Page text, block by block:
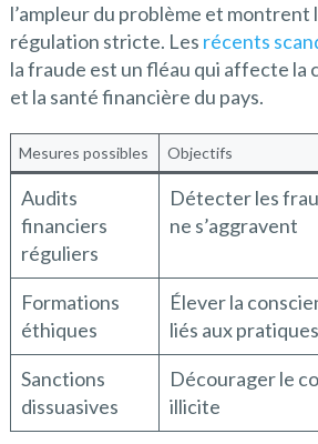
l’ampleur du problème et montrent
régulation stricte. Les récents
la fraude est un fléau qui affecte la
et la santé financière du pays.
Mesures possibles Objectifs
Audits
financiers
réguliers
Détecter les
ne s’aggravent
Formations
éthiques
Élever la
liés aux
Sanctions
dissuasives
Décourager le
illicite